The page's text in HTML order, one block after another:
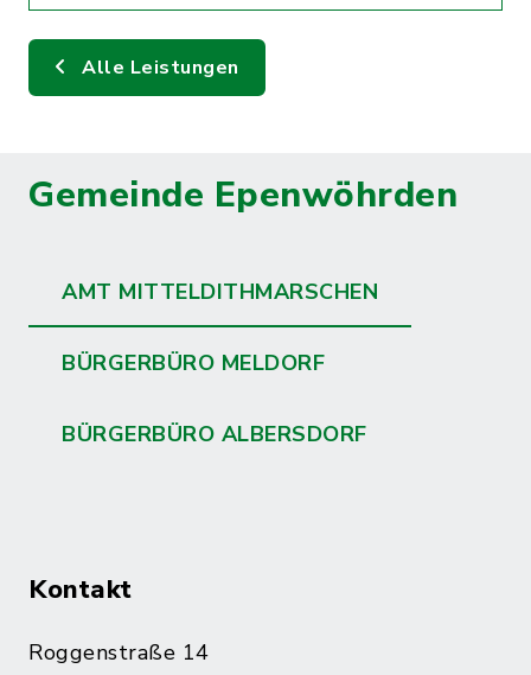
Alle Leistungen
Gemeinde Epenwöhrden
AMT MITTELDITHMARSCHEN
BÜRGERBÜRO MELDORF
BÜRGERBÜRO ALBERSDORF
Kontakt
Roggenstraße 14